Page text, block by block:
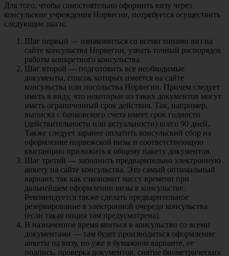
Для того, чтобы самостоятельно оформить визу через
консульские учреждения Норвегии, потребуется осуществить
следующие шаги:
Шаг первый — ознакомиться со всеми типами виз на
сайте консульства Норвегии, узнать точный распорядок
работы конкретного консульства.
Шаг второй — подготовить все необходимые
документы, список которых имеется на сайте
консульства или посольства Норвегии. Причем следует
иметь в виду, что некоторые из таких документов могут
иметь ограниченный срок действия. Так, например,
выписка с банковского счета имеет срок годности
(действительности или актуальности) всего 90 дней.
Также следует заранее оплатить консульский сбор на
оформление норвежской визы и соответствующую
квитанцию приложить к общему пакету документов.
Шаг третий — заполнить предварительно электронную
анкету на сайте консульства. Это самый оптимальный
вариант, так как сэкономит массу времени при
дальнейшем оформлении визы в консульстве.
Рекомендуется также сделать предварительное
резервирование в электронной очереди консульства
(если такая опция там предусмотрена).
В назначенное время явиться в консульство со всеми
документами — там будет производиться оформление
анкеты на визу, но уже в бумажном варианте, ее
подпись, проверка документов, снятие биометрических